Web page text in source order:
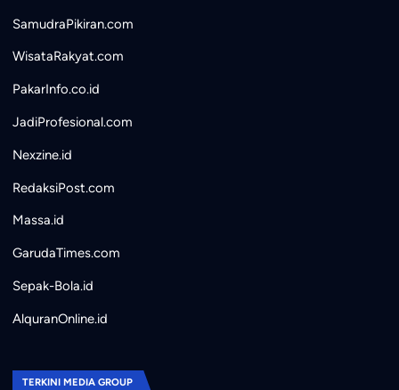
SamudraPikiran.com
WisataRakyat.com
PakarInfo.co.id
JadiProfesional.com
Nexzine.id
RedaksiPost.com
Massa.id
GarudaTimes.com
Sepak-Bola.id
AlquranOnline.id
TERKINI MEDIA GROUP